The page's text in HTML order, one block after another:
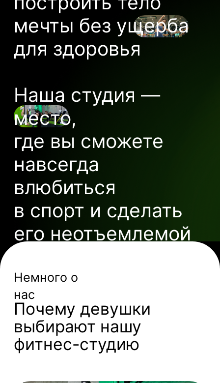
Современное
оборудование
Какие цели
и проблемы вы можете
решить вместе с нами
Цели
Лишний вес
сделаем ваше тело
подтянутым, стройным
и подарим лёгкость